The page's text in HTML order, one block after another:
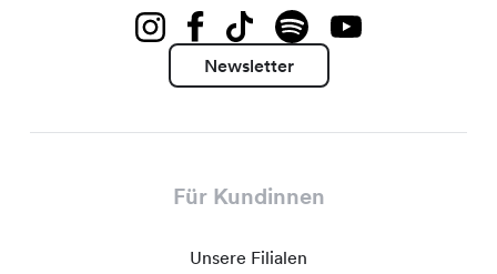
Newsletter
Für Kundinnen
Unsere Filialen